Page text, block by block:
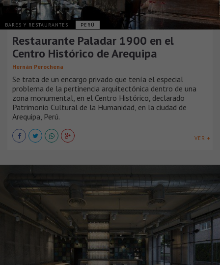
BARES Y RESTAURANTES PERÚ
Restaurante Paladar 1900 en el
Centro Histórico de Arequipa
Hernán Perochena
Se trata de un encargo privado que tenía el especial
problema de la pertinencia arquitectónica dentro de una
zona monumental, en el Centro Histórico, declarado
Patrimonio Cultural de la Humanidad, en la ciudad de
Arequipa, Perú.
VER +